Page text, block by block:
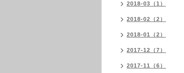
2018-03（1）
2018-02（2）
2018-01（2）
2017-12（7）
2017-11（6）